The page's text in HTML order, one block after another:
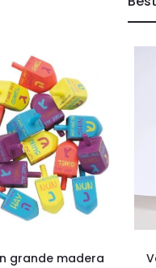
grande madera